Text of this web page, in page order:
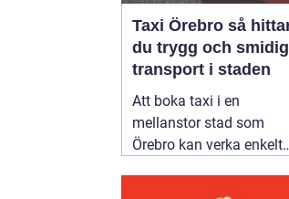
Taxi Örebro så hittar
du trygg och smidig
transport i staden
Att boka taxi i en
mellanstor stad som
Örebro kan verka enkelt.